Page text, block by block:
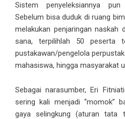
Sistem penyeleksiannya
Sebelum bisa duduk di ruang
melakukan penjaringan naskah
sana, terpilihlah 50 peserta
pustakawan/pengelola
mahasiswa, hingga masyarakat
Sebagai narasumber, Eri
sering kali menjadi “momok”
gaya selingkung (aturan tata